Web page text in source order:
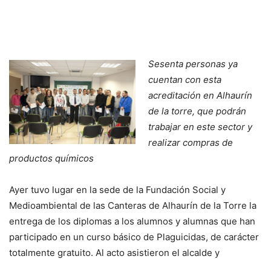
Sesenta personas ya
cuentan con esta
acreditación en Alhaurín
de la torre, que podrán
trabajar en este sector y
realizar compras de
productos químicos
Ayer tuvo lugar en la sede de la Fundación Social y
Medioambiental de las Canteras de Alhaurín de la Torre la
entrega de los diplomas a los alumnos y alumnas que han
participado en un curso básico de Plaguicidas, de carácter
totalmente gratuito. Al acto asistieron el alcalde y